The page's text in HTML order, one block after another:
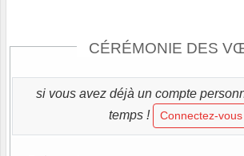
CÉRÉMONIE DES
si vous avez déjà un compte
temps !
Connectez-vous